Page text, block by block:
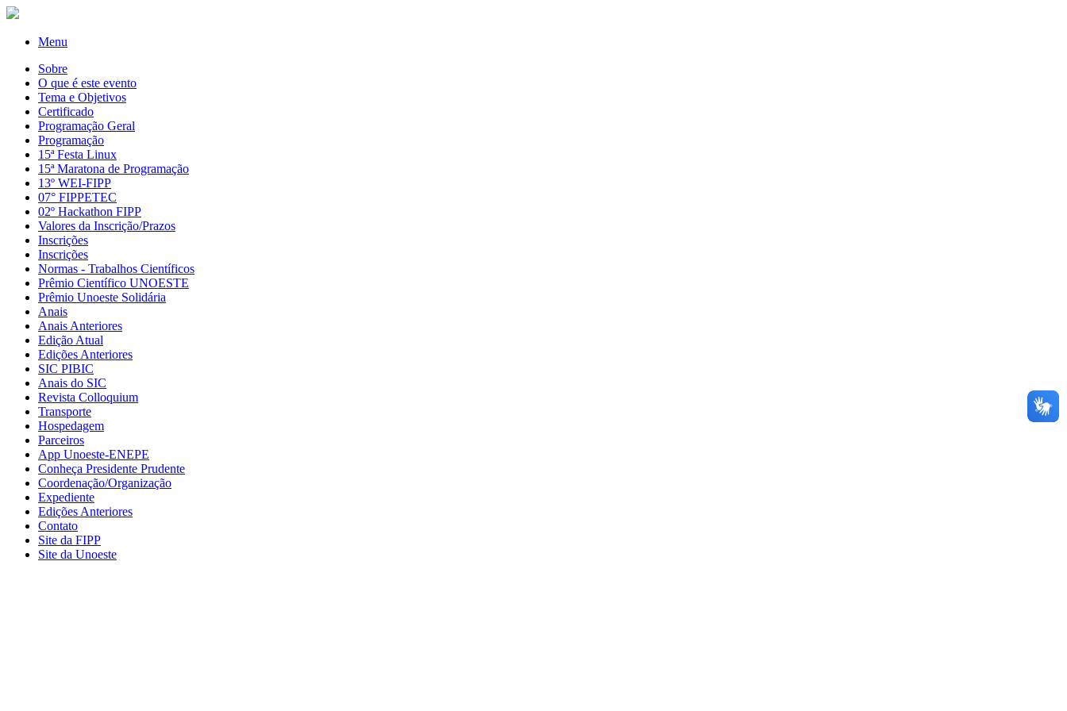
Menu
Sobre
O que é este evento
Tema e Objetivos
Certificado
Programação Geral
Programação
15ª Festa Linux
15ª Maratona de Programação
13º WEI-FIPP
07° FIPPETEC
02º Hackathon FIPP
Valores da Inscrição/Prazos
Inscrições
Inscrições
Normas - Trabalhos Científicos
Prêmio Científico UNOESTE
Prêmio Unoeste Solidária
Anais
Anais Anteriores
Edição Atual
Edições Anteriores
SIC PIBIC
Anais do SIC
Revista Colloquium
Transporte
Hospedagem
Parceiros
App Unoeste-ENEPE
Conheça Presidente Prudente
Coordenação/Organização
Expediente
Edições Anteriores
Contato
Site da FIPP
Site da Unoeste